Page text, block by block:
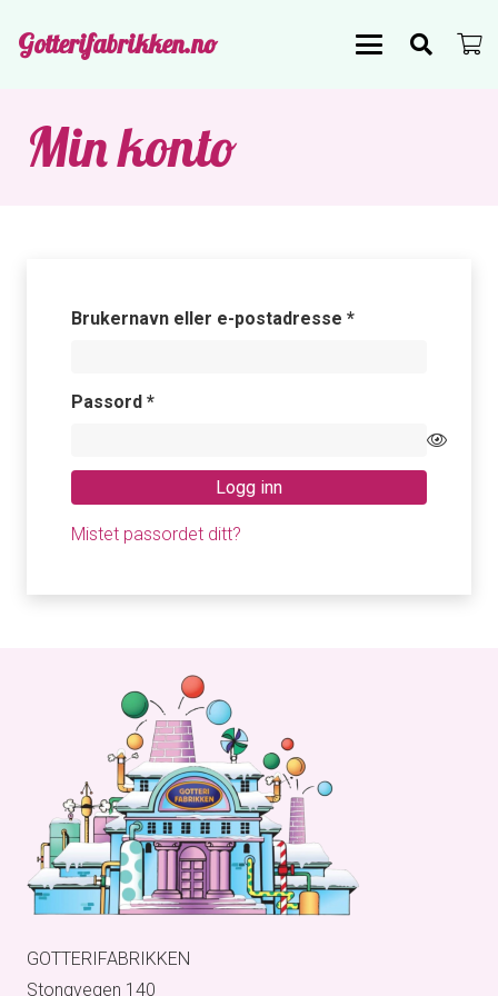
Gotterifabrikken.no
Min konto
Brukernavn eller e-postadresse *Påkrevd
Passord *Påkrevd
Logg inn
Mistet passordet ditt?
GOTTERIFABRIKKEN
Stongvegen 140